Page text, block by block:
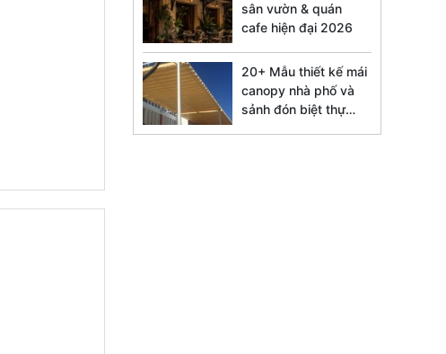
sân vườn & quán
cafe hiện đại 2026
20+ Mẫu thiết kế mái
canopy nhà phố và
sảnh đón biệt thự